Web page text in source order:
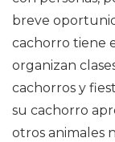
breve
cachorro tiene
organizan
cachorros y
su cachorro
otros animales